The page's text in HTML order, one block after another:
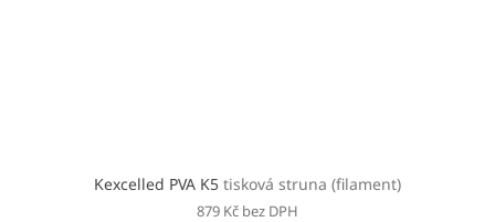
Kexcelled PVA K5 tisková struna (filament)
879 Kč bez DPH